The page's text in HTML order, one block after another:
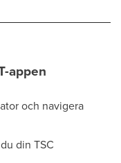
appen
och navigera
din TSC